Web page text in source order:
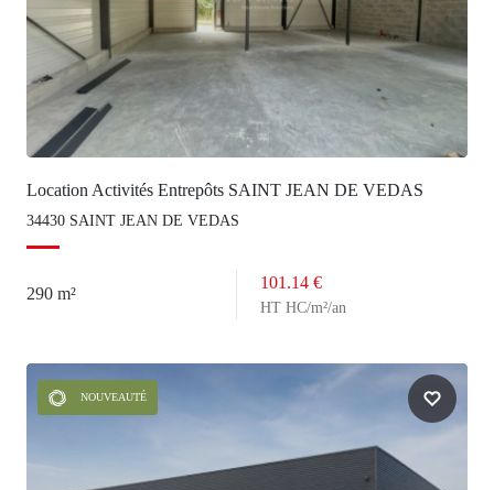
Location Activités Entrepôts SAINT JEAN DE VEDAS
34430 SAINT JEAN DE VEDAS
290 m²
101.14 €
HT HC/m²/an
NOUVEAUTÉ